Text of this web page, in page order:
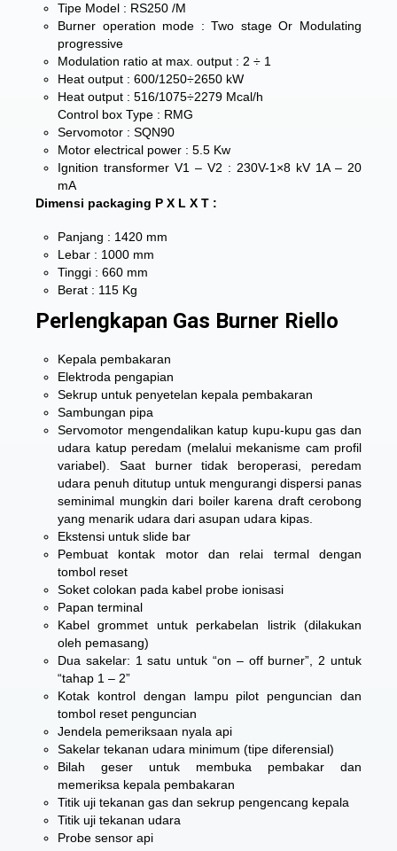
Tipe Model : RS250 /M
Burner operation mode : Two stage Or Modulating
progressive
Modulation ratio at max. output : 2 ÷ 1
Heat output : 600/1250÷2650 kW
Heat output : 516/1075÷2279 Mcal/h
Control box Type : RMG
Servomotor : SQN90
Motor electrical power : 5.5 Kw
Ignition transformer V1 – V2 : 230V-1×8 kV 1A – 20
mA
Dimensi packaging P X L X T :
Panjang : 1420 mm
Lebar : 1000 mm
Tinggi : 660 mm
Berat : 115 Kg
Perlengkapan Gas Burner Riello
Kepala pembakaran
Elektroda pengapian
Sekrup untuk penyetelan kepala pembakaran
Sambungan pipa
Servomotor mengendalikan katup kupu-kupu gas dan
udara katup peredam (melalui mekanisme cam profil
variabel). Saat burner tidak beroperasi, peredam
udara penuh ditutup untuk mengurangi dispersi panas
seminimal mungkin dari boiler karena draft cerobong
yang menarik udara dari asupan udara kipas.
Ekstensi untuk slide bar
Pembuat kontak motor dan relai termal dengan
tombol reset
Soket colokan pada kabel probe ionisasi
Papan terminal
Kabel grommet untuk perkabelan listrik (dilakukan
oleh pemasang)
Dua sakelar: 1 satu untuk “on – off burner”, 2 untuk
“tahap 1 – 2”
Kotak kontrol dengan lampu pilot penguncian dan
tombol reset penguncian
Jendela pemeriksaan nyala api
Sakelar tekanan udara minimum (tipe diferensial)
Bilah geser untuk membuka pembakar dan
memeriksa kepala pembakaran
Titik uji tekanan gas dan sekrup pengencang kepala
Titik uji tekanan udara
Probe sensor api